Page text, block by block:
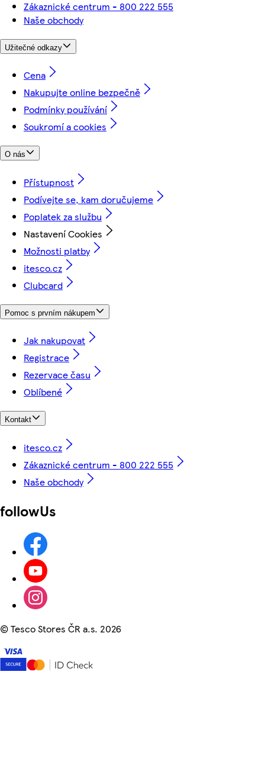
Zákaznické centrum - 800 222 555
Naše obchody
Užitečné odkazy
Cena
Nakupujte online bezpečně
Podmínky používání
Soukromí a cookies
O nás
Přístupnost
Podívejte se, kam doručujeme
Poplatek za službu
Nastavení Cookies
Možnosti platby
itesco.cz
Clubcard
Pomoc s prvním nákupem
Jak nakupovat
Registrace
Rezervace času
Oblíbené
Kontakt
itesco.cz
Zákaznické centrum - 800 222 555
Naše obchody
followUs
©Tesco Stores ČR a.s. 2026